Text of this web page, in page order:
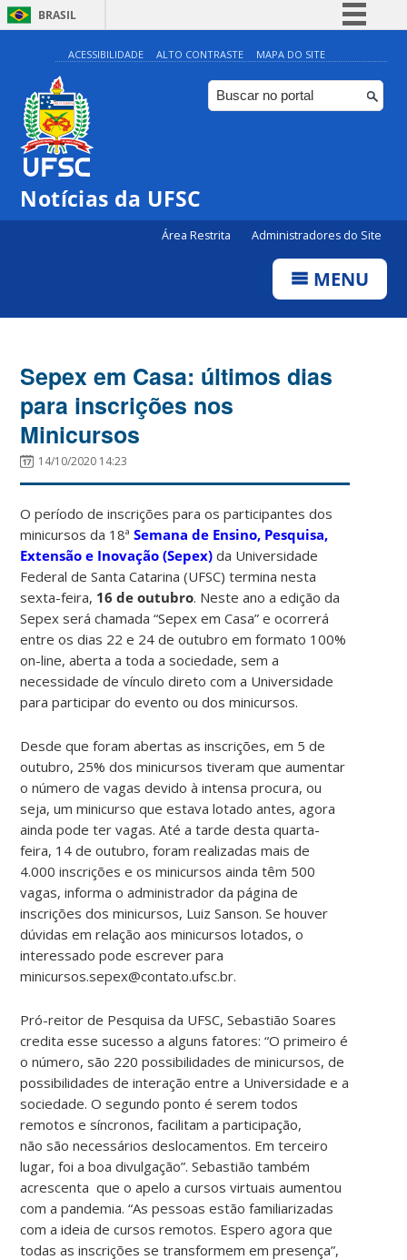
BRASIL
Simplifique!
Comunica BR
Participe
ACESSIBILIDADE ALTO CONTRASTE MAPA DO SITE
Notícias da UFSC
Área Restrita Administradores do Site
MENU
Sepex em Casa: últimos dias
para inscrições nos
Minicursos
14/10/2020 14:23
O período de inscrições para os participantes dos
minicursos da 18ªSemana de Ensino, Pesquisa,
Extensão e Inovação (Sepex) da Universidade
Federal de Santa Catarina (UFSC) termina nesta
sexta-feira, 16 de outubro. Neste ano a edição da
Sepex será chamada “Sepex em Casa” e ocorrerá
entre os dias 22 e 24 de outubro em formato 100%
on-line, aberta a toda a sociedade, sem a
necessidade de vínculo direto com a Universidade
para participar do evento ou dos minicursos.
Desde que foram abertas as inscrições, em 5 de
outubro, 25% dos minicursos tiveram que aumentar
o número de vagas devido à intensa procura, ou
seja, um minicurso que estava lotado antes, agora
ainda pode ter vagas. Até a tarde desta quarta-
feira, 14 de outubro, foram realizadas mais de
4.000 inscrições e os minicursos ainda têm 500
vagas, informa o administrador da página de
inscrições dos minicursos, Luiz Sanson. Se houver
dúvidas em relação aos minicursos lotados, o
interessado pode escrever para
minicursos.sepex@contato.ufsc.br.
Pró-reitor de Pesquisa da UFSC, Sebastião Soares
credita esse sucesso a alguns fatores: “O primeiro é
o número, são 220 possibilidades de minicursos, de
possibilidades de interação entre a Universidade e a
sociedade. O segundo ponto é serem todos
remotos e síncronos, facilitam a participação,
não são necessários deslocamentos. Em terceiro
lugar, foi a boa divulgação”. Sebastião também
acrescenta que o apelo a cursos virtuais aumentou
com a pandemia. “As pessoas estão familiarizadas
com a ideia de cursos remotos. Espero agora que
todas as inscrições se transformem em presença”,